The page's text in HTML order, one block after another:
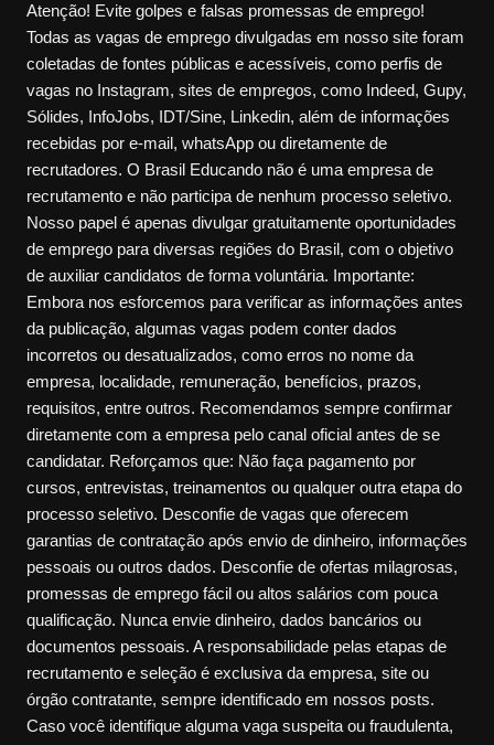
Atenção! Evite golpes e falsas promessas de emprego!
Todas as vagas de emprego divulgadas em nosso site foram
coletadas de fontes públicas e acessíveis, como perfis de
vagas no Instagram, sites de empregos, como Indeed, Gupy,
Sólides, InfoJobs, IDT/Sine, Linkedin, além de informações
recebidas por e-mail, whatsApp ou diretamente de
recrutadores. O Brasil Educando não é uma empresa de
recrutamento e não participa de nenhum processo seletivo.
Nosso papel é apenas divulgar gratuitamente oportunidades
de emprego para diversas regiões do Brasil, com o objetivo
de auxiliar candidatos de forma voluntária. Importante:
Embora nos esforcemos para verificar as informações antes
da publicação, algumas vagas podem conter dados
incorretos ou desatualizados, como erros no nome da
empresa, localidade, remuneração, benefícios, prazos,
requisitos, entre outros. Recomendamos sempre confirmar
diretamente com a empresa pelo canal oficial antes de se
candidatar. Reforçamos que: Não faça pagamento por
cursos, entrevistas, treinamentos ou qualquer outra etapa do
processo seletivo. Desconfie de vagas que oferecem
garantias de contratação após envio de dinheiro, informações
pessoais ou outros dados. Desconfie de ofertas milagrosas,
promessas de emprego fácil ou altos salários com pouca
qualificação. Nunca envie dinheiro, dados bancários ou
documentos pessoais. A responsabilidade pelas etapas de
recrutamento e seleção é exclusiva da empresa, site ou
órgão contratante, sempre identificado em nossos posts.
Caso você identifique alguma vaga suspeita ou fraudulenta,